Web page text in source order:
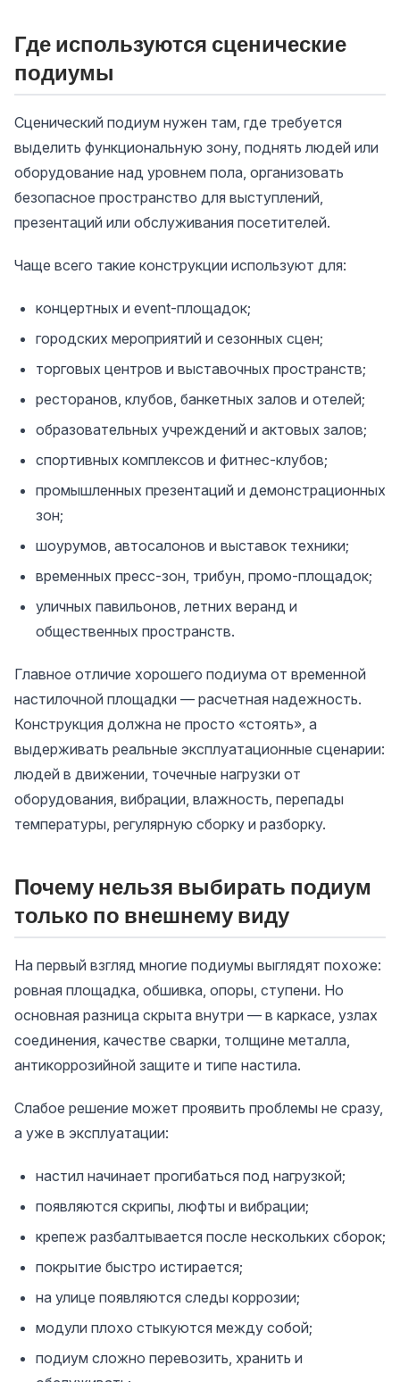
Где используются сценические
подиумы
Сценический подиум нужен там, где требуется
выделить функциональную зону, поднять людей или
оборудование над уровнем пола, организовать
безопасное пространство для выступлений,
презентаций или обслуживания посетителей.
Чаще всего такие конструкции используют для:
концертных и event-площадок;
городских мероприятий и сезонных сцен;
торговых центров и выставочных пространств;
ресторанов, клубов, банкетных залов и отелей;
образовательных учреждений и актовых залов;
спортивных комплексов и фитнес-клубов;
промышленных презентаций и демонстрационных
зон;
шоурумов, автосалонов и выставок техники;
временных пресс-зон, трибун, промо-площадок;
уличных павильонов, летних веранд и
общественных пространств.
Главное отличие хорошего подиума от временной
настилочной площадки — расчетная надежность.
Конструкция должна не просто «стоять», а
выдерживать реальные эксплуатационные сценарии:
людей в движении, точечные нагрузки от
оборудования, вибрации, влажность, перепады
температуры, регулярную сборку и разборку.
Почему нельзя выбирать подиум
только по внешнему виду
На первый взгляд многие подиумы выглядят похоже:
ровная площадка, обшивка, опоры, ступени. Но
основная разница скрыта внутри — в каркасе, узлах
соединения, качестве сварки, толщине металла,
антикоррозийной защите и типе настила.
Слабое решение может проявить проблемы не сразу,
а уже в эксплуатации:
настил начинает прогибаться под нагрузкой;
появляются скрипы, люфты и вибрации;
крепеж разбалтывается после нескольких сборок;
покрытие быстро истирается;
на улице появляются следы коррозии;
модули плохо стыкуются между собой;
подиум сложно перевозить, хранить и